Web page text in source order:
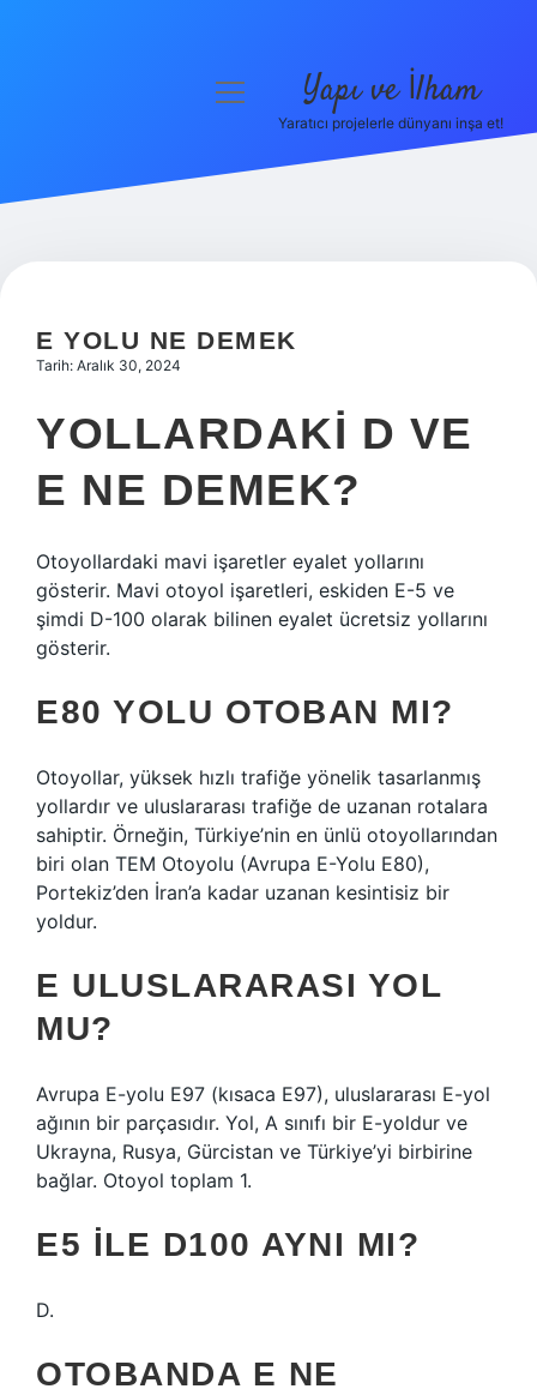
Hakkımızda
menüyü
Yapı ve İlham
Yaratıcı projelerle dünyanı inşa et!
E YOLU NE DEMEK
Tarih: Aralık 30, 2024
YOLLARDAKI D VE
E NE DEMEK?
Otoyollardaki mavi işaretler eyalet yollarını
gösterir. Mavi otoyol işaretleri, eskiden E-5 ve
şimdi D-100 olarak bilinen eyalet ücretsiz yollarını
gösterir.
E80 YOLU OTOBAN MI?
Otoyollar, yüksek hızlı trafiğe yönelik tasarlanmış
yollardır ve uluslararası trafiğe de uzanan rotalara
sahiptir. Örneğin, Türkiye’nin en ünlü otoyollarından
biri olan TEM Otoyolu (Avrupa E-Yolu E80),
Portekiz’den İran’a kadar uzanan kesintisiz bir
yoldur.
E ULUSLARARASI YOL
MU?
Avrupa E-yolu E97 (kısaca E97), uluslararası E-yol
ağının bir parçasıdır. Yol, A sınıfı bir E-yoldur ve
Ukrayna, Rusya, Gürcistan ve Türkiye’yi birbirine
bağlar. Otoyol toplam 1.
E5 ILE D100 AYNI MI?
D.
OTOBANDA E NE